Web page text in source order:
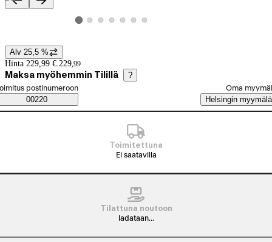
Tuotteen kuvat ja videot
Katso tuotekuva 1
Katso tuotekuva 2
Katso tuotekuva 3
Katso tuotekuva 4
Katso tuotekuva 5
Katso tuotekuva 6
Katso tuotekuva 7
Hintatiedot
Alv 25,5 %
Hinta 229,99 €. 229,99
Maksa myöhemmin Tilillä ?
Saatavuustiedot
tilaustapa
postinumeroon
00220
Oma
Helsingin myymälä
Toimitettuna
Ei saatavilla
Tilattuna noutoon
ladataan...